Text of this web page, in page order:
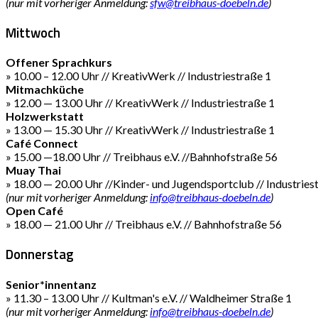
Mittwoch
Offener Sprachkurs
» 10.00 – 12.00 Uhr // KreativWerk // Industriestraße 1
Mitmachküche
» 12.00 — 13.00 Uhr // KreativWerk // Industriestraße 1
Holzwerkstatt
» 13.00 — 15.30 Uhr // KreativWerk // Industriestraße 1
Café Connect
» 15.00 —18.00 Uhr // Treibhaus e.V. //Bahnhofstraße 56
Muay Thai
» 18.00 — 20.00 Uhr //Kinder- und Jugendsportclub //
(nur mit vorheriger Anmeldung: info@treibhaus-doebeln.de)
Open Café
» 18.00 — 21.00 Uhr // Treibhaus e.V. // Bahnhofstraße 56
Donnerstag
Senior*innentanz
» 11.30 – 13.00 Uhr // Kultman's e.V. // Waldheimer Straße 1
(nur mit vorheriger Anmeldung: info@treibhaus-doebeln.de)